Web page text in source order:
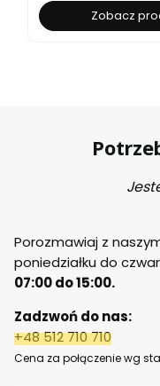
Zobacz
Porozmawiaj z
poniedziałku do
07:00 do 15:00.
Zadzwoń do nas:
+48 512 710 710
Cena za połączenie wg